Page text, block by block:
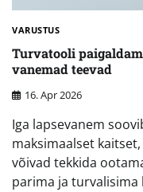
VARUSTUS
Turvatooli
vanemad teevad
16. Apr 2026
Iga lapsevanem
maksimaalset
võivad tekkida
parima ja